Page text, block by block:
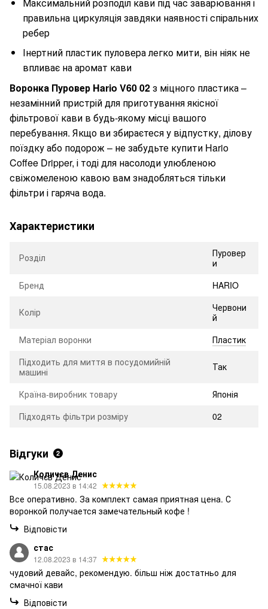
правильна циркуляція завдяки наявності спіральних
ребер
Інертний пластик пуловера легко мити, він ніяк не
впливає на аромат кави
Воронка Пуровер Hario V60 02з міцного пластика –
незамінний пристрій для приготування якісної
фільтрової кави в будь-якому місці вашого
перебування. Якщо ви збираєтеся у відпустку, ділову
поїздку або подорож – не забудьте купити Hario
Coffee Dripper, і тоді для насолоди улюбленою
свіжомеленою кавою вам знадобляться тільки
фільтри і гаряча вода.
Характеристики
Розділ
Пуровер
и
Бренд
HARIO
Колір
Червони
й
Матеріал воронки
Пластик
Підходить для миття в посудомийній
машині
Так
Країна-виробник товару
Японія
Підходять фільтри розміру
02
Відгуки 2
Количєв Денис
15.08.2023 в 14:42
Все оперативно. За комплект самая приятная цена. С
воронкой получается замечательный кофе !
Відповісти
стас
12.08.2023 в 14:37
чудовий девайс, рекомендую. більш ніж достатньо для
смачної кави
Відповісти